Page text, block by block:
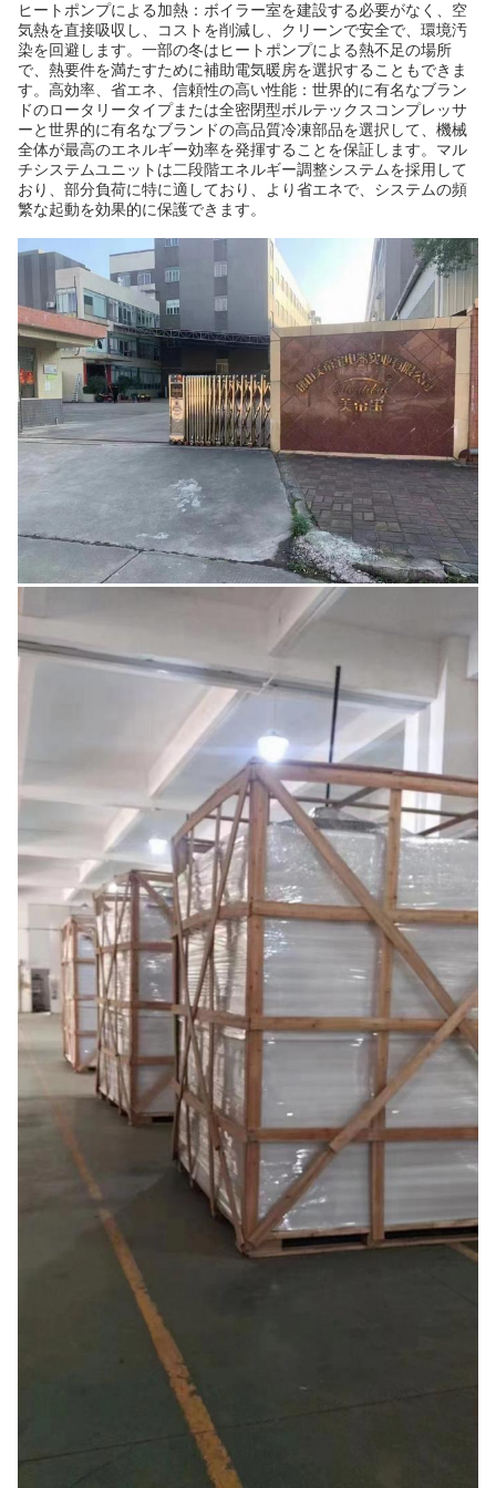
ヒートポンプによる加熱：ボイラー室を建設する必要がなく、空
気熱を直接吸収し、コストを削減し、クリーンで安全で、環境汚
染を回避します。一部の冬はヒートポンプによる熱不足の場所
で、熱要件を満たすために補助電気暖房を選択することもできま
す。高効率、省エネ、信頼性の高い性能：世界的に有名なブラン
ドのロータリータイプまたは全密閉型ボルテックスコンプレッサ
ーと世界的に有名なブランドの高品質冷凍部品を選択して、機械
全体が最高のエネルギー効率を発揮することを保証します。マル
チシステムユニットは二段階エネルギー調整システムを採用して
おり、部分負荷に特に適しており、より省エネで、システムの頻
繁な起動を効果的に保護できます。